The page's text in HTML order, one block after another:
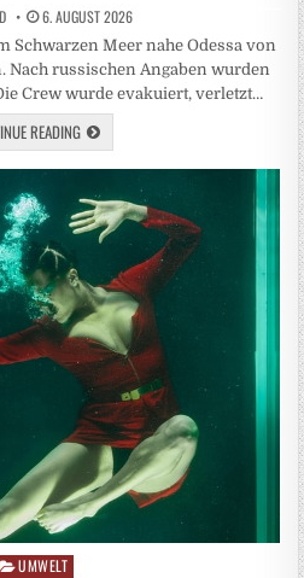
6. AUGUST 2026
Schwarzen Meer nahe Odessa von
Nach russischen Angaben wurden
Crew wurde evakuiert, verletzt…
READING
Posted
UMWELT